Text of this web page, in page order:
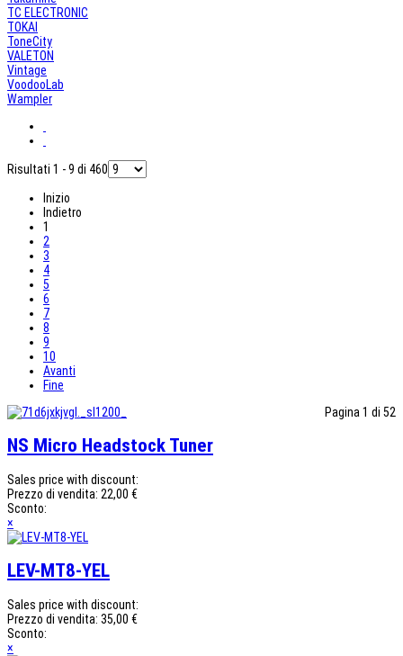
TC ELECTRONIC
TOKAI
ToneCity
VALETON
Vintage
VoodooLab
Wampler
Risultati 1 - 9 di 460
Inizio
Indietro
1
2
3
4
5
6
7
8
9
10
Avanti
Fine
Pagina 1 di 52
NS Micro Headstock Tuner
Sales price with discount:
Prezzo di vendita: 22,00 €
Sconto:
×
LEV-MT8-YEL
Sales price with discount:
Prezzo di vendita: 35,00 €
Sconto:
×